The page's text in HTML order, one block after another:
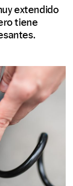
extendido
tiene